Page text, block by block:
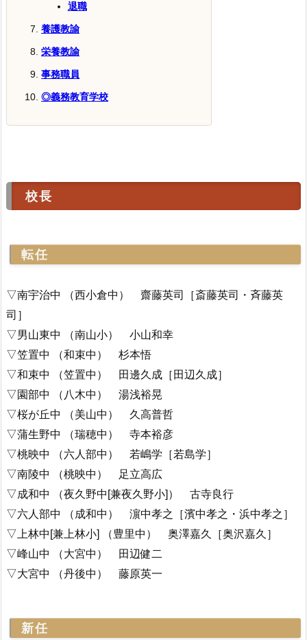
退職
養護教諭
栄養教諭
事務職員
◎義務教育学校
校長
転任
▽南宇治中 （西小倉中） 齋藤英司［斎藤英司・斉藤英
司］
▽男山東中 （南山小） 小山和幸
▽笠置中 （和束中） 杉本悟
▽和束中 （笠置中） 田邊久成［田辺久成］
▽園部中 （八木中） 湯浅裕晃
▽桜が丘中 （美山中） 久高普哲
▽蒲生野中 （瑞穂中） 寺本裕彦
▽桃映中 （六人部中） 若嶋学［若島学］
▽南陵中 （桃映中） 足立高広
▽成和中 （夜久野中[兼夜久野小]） 古寺良行
▽六人部中 （成和中） 濵中孝之［濱中孝之・浜中孝之］
▽上林中[兼上林小] （豊里中） 奥澤嘉久［奥沢嘉久］
▽峰山中 （大宮中） 田辺健二
▽大宮中 （丹後中） 藤原英一
新任